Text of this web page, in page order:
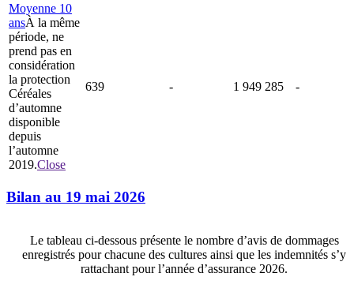
Moyenne 10
ansÀ la même
période, ne
prend pas en
considération
la protection
Céréales
d’automne
disponible
depuis
l’automne
2019.Close
639 - 1 949 285 -
Bilan au 19 mai 2026
Le tableau ci-dessous présente le nombre d’avis de dommages
enregistrés pour chacune des cultures ainsi que les indemnités s’y
rattachant pour l’année d’assurance 2026.